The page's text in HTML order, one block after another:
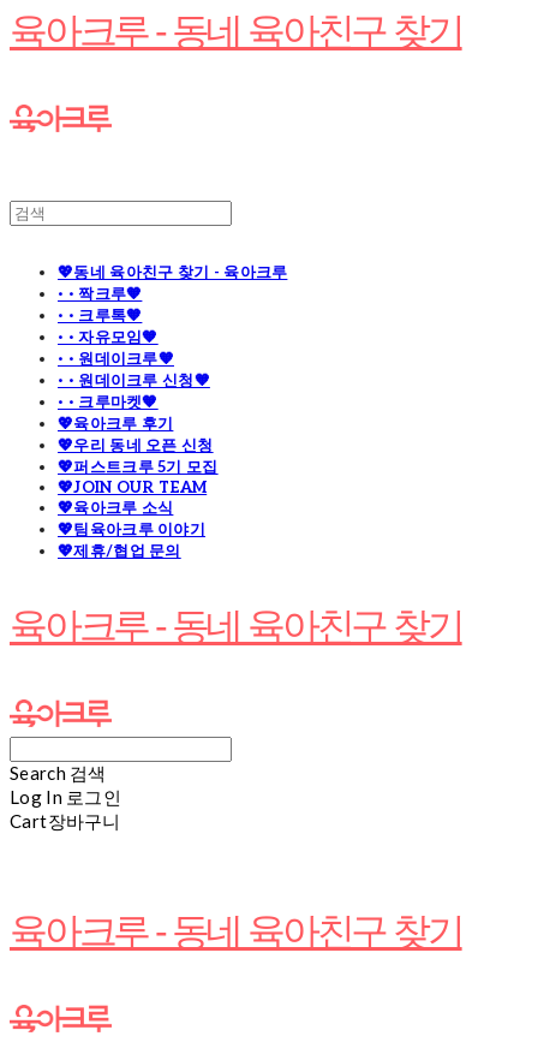
육아크루 - 동네 육아친구 찾기
💖동네 육아친구 찾기 - 육아크루
· · 짝크루🧡
· · 크루톡🧡
· · 자유모임🧡
· · 원데이크루🧡
· · 원데이크루 신청🧡
· · 크루마켓🧡
💖육아크루 후기
💖우리 동네 오픈 신청
💖퍼스트크루 5기 모집
💖JOIN OUR TEAM
💖육아크루 소식
💖팀육아크루 이야기
💖제휴/협업 문의
육아크루 - 동네 육아친구 찾기
Search 검색
Log In 로그인
Cart장바구니
육아크루 - 동네 육아친구 찾기